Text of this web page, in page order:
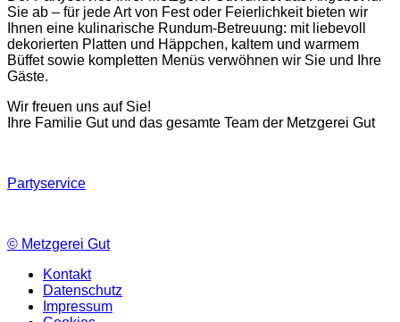
Sie ab – für jede Art von Fest oder Feierlichkeit bieten wir
Ihnen eine kulinarische Rundum-Betreuung: mit liebevoll
dekorierten Platten und Häppchen, kaltem und warmem
Büffet sowie kompletten Menüs verwöhnen wir Sie und Ihre
Gäste.
Wir freuen uns auf Sie!
Ihre Familie Gut und das gesamte Team der Metzgerei Gut
Partyservice
© Metzgerei Gut
Kontakt
Datenschutz
Impressum